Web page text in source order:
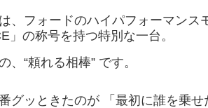
、フォードのハイパフォーマンス
」の称号を持つ特別な一台。
“頼れる相棒” です。
グッときたのが 「最初に誰を乗